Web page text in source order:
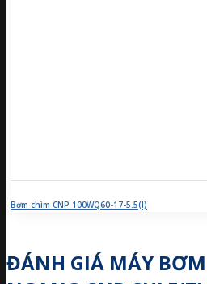
Bơm chìm CNP 100WQ60-17-5.5(I)
ĐÁNH GIÁ MÁY